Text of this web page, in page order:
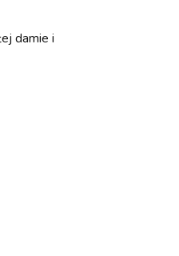
damie i